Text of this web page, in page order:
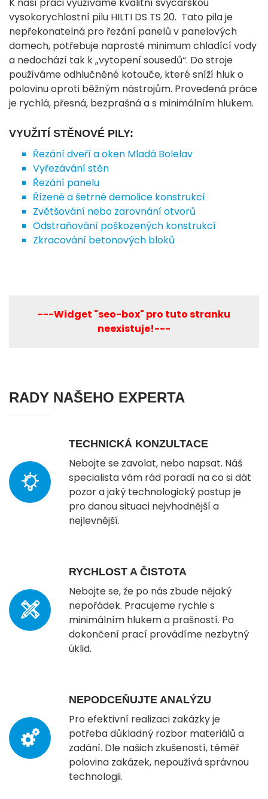
K naší práci využíváme kvalitní švýcarskou
vysokorychlostní pilu HILTI DS TS 20. Tato pila je
nepřekonatelná pro řezání panelů v panelových
domech, potřebuje naprosté minimum chladící vody
a nedochází tak k „vytopení sousedů“. Do stroje
používáme odhlučněné kotouče, které sníží hluk o
polovinu oproti běžným nástrojům. Provedená práce
je rychlá, přesná, bezprašná a s minimálním hlukem.
VYUŽITÍ STĚNOVÉ PILY:
Řezání dveří a oken Mladá Bolelav
Vyřezávání stěn
Řezání panelu
Řízené a šetrné demolice konstrukcí
Zvětšování nebo zarovnání otvorů
Odstraňování poškozených konstrukcí
Zkracování betonových bloků
---Widget "seo-box" pro tuto stranku
neexistuje!---
RADY NAŠEHO EXPERTA
TECHNICKÁ KONZULTACE
Nebojte se zavolat, nebo napsat. Náš
specialista vám rád poradí na co si dát
pozor a jaký technologický postup je
pro danou situaci nejvhodnější a
nejlevnější.
RYCHLOST A ČISTOTA
Nebojte se, že po nás zbude nějaký
nepořádek. Pracujeme rychle s
minimálním hlukem a prašností. Po
dokončení prací provádíme nezbytný
úklid.
NEPODCEŇUJTE ANALÝZU
Pro efektivní realizaci zakázky je
potřeba důkladný rozbor materiálů a
zadání. Dle našich zkušeností, téměř
polovina zakázek, nepoužívá správnou
technologii.